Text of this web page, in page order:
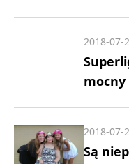
mocny
2018-07-
Są
2018-07-